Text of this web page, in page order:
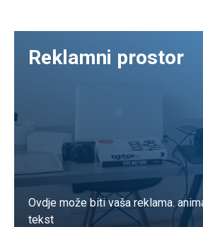
Reklamni prostor
Ovdje može biti vaša reklama.
tekst